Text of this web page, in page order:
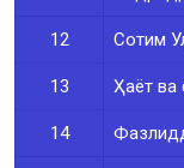
12 Сотим
13 Ҳаёт
14